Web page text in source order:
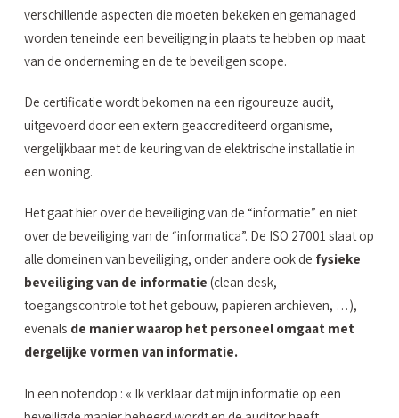
verschillende aspecten die moeten bekeken en gemanaged
worden teneinde een beveiliging in plaats te hebben op maat
van de onderneming en de te beveiligen scope.
De certificatie wordt bekomen na een rigoureuze audit,
uitgevoerd door een extern geaccrediteerd organisme,
vergelijkbaar met de keuring van de elektrische installatie in
een woning.
Het gaat hier over de beveiliging van de “informatie” en niet
over de beveiliging van de “informatica”. De ISO 27001 slaat op
alle domeinen van beveiliging, onder andere ook de fysieke
beveiliging van de informatie (clean desk,
toegangscontrole tot het gebouw, papieren archieven, …),
evenals de manier waarop het personeel omgaat met
dergelijke vormen van informatie.
In een notendop : « Ik verklaar dat mijn informatie op een